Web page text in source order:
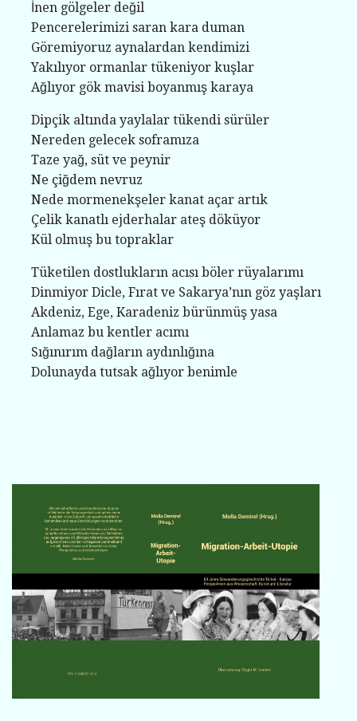
İnen gölgeler değil
Pencerelerimizi saran kara duman
Göremiyoruz aynalardan kendimizi
Yakılıyor ormanlar tükeniyor kuşlar
Ağlıyor gök mavisi boyanmış karaya
Dipçik altında yaylalar tükendi sürüler
Nereden gelecek soframıza
Taze yağ, süt ve peynir
Ne çiğdem nevruz
Nede mormenekşeler kanat açar artık
Çelik kanatlı ejderhalar ateş döküyor
Kül olmuş bu topraklar
Tüketilen dostlukların acısı böler rüyalarımı
Dinmiyor Dicle, Fırat ve Sakarya’nın göz yaşları
Akdeniz, Ege, Karadeniz bürünmüş yasa
Anlamaz bu kentler acımı
Sığınırım dağların aydınlığına
Dolunayda tutsak ağlıyor benimle